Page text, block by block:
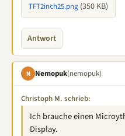
TFT2inch25.png (350 KB)
Antwort
N Nemopuk(nemopuk)
Christoph M. schrieb:
Ich brauche einen
Display.